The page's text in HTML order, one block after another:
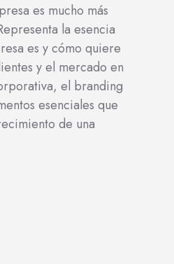
es mucho más
la esencia
es y cómo quiere
y el mercado en
el branding
esenciales que
de una